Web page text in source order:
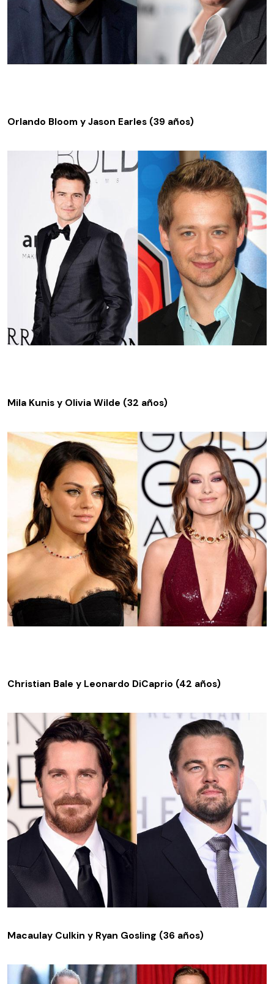
Orlando Bloom y Jason Earles (39 años)
Mila Kunis y Olivia Wilde (32 años)
Christian Bale y Leonardo DiCaprio (42 años)
Macaulay Culkin y Ryan Gosling (36 años)